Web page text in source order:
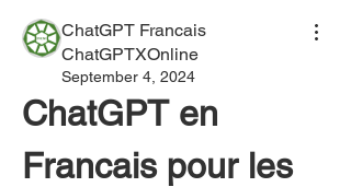
ChatGPT Francais
ChatGPTXOnline
September 4, 2024
ChatGPT en
Francais pour les